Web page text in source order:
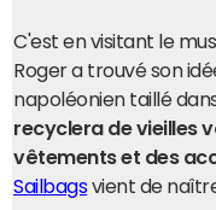
C'est en visitant le
Roger a trouvé son
napoléonien taillé
recyclera de vieilles
vêtements et des
Sailbagsvient de